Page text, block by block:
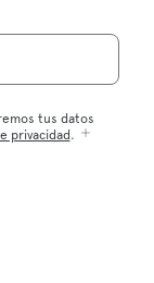
tus datos
privacidad .